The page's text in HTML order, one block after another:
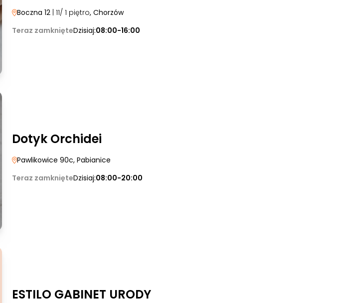
Boczna 12 | 11/ 1 piętro, Chorzów
Teraz zamknięteDzisiaj:08:00-16:00
Dotyk Orchidei
Pawlikowice 90c, Pabianice
Teraz zamknięteDzisiaj:08:00-20:00
ESTILO GABINET URODY